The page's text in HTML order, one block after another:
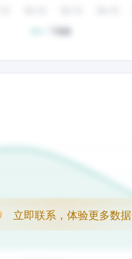
立即联系，体验更多数据